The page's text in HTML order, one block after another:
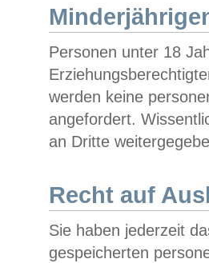
Personen unter 18
werden keine
angefordert.
an Dritte
Recht auf
Sie haben jederzeit
gespeicherten